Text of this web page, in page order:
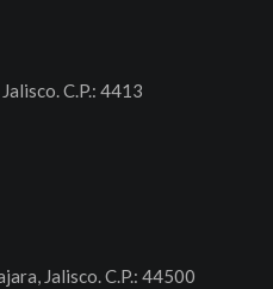
C.P.: 4413
Jalisco. C.P.: 44500